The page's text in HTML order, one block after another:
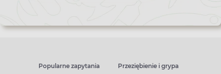
Popularne zapytania Przeziębienie i grypa